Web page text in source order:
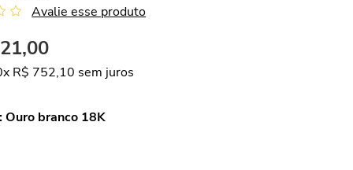
Avalie esse produto
,00
x R$ 752,10 sem juros
Ouro branco 18K